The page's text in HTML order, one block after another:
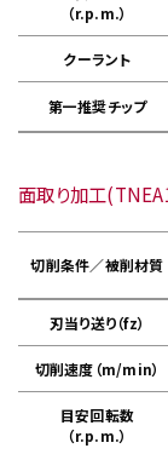
（r.p.m.）
クーラント
第一推奨チップ
面取り加工
切削条件／被削材質
刃当り送り（fz）
切削速度（m/min）
目安回転数
（r.p.m.）